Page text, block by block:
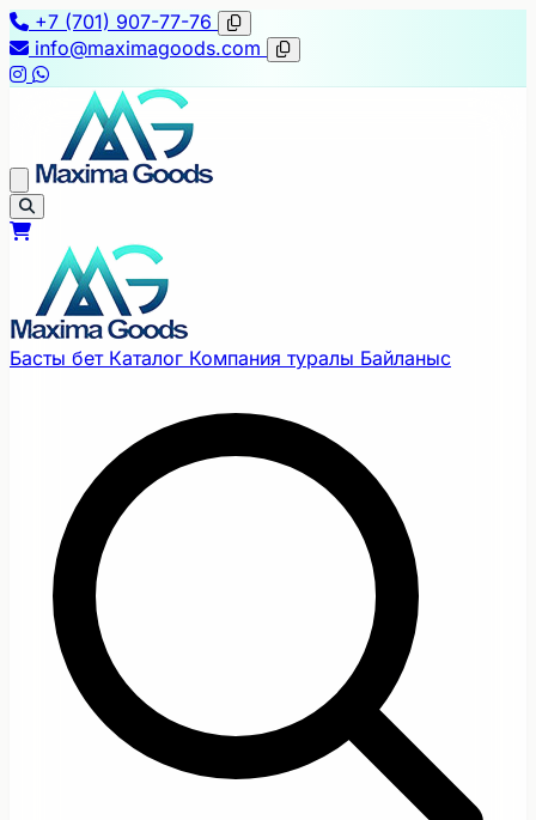
+7 (701) 907-77-76
info@maximagoods.com
Басты бет Каталог Компания туралы Байланыс